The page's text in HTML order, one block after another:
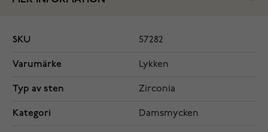
SKU 57282
Varumärke Lykken
Typ av sten Zirconia
Kategori Damsmycken